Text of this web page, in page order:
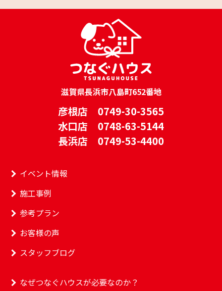
滋賀県長浜市八島町652番地
彦根店 0749-30-3565
水口店 0748-63-5144
長浜店 0749-53-4400
イベント情報
施工事例
参考プラン
お客様の声
スタッフブログ
なぜつなぐハウスが必要なのか？